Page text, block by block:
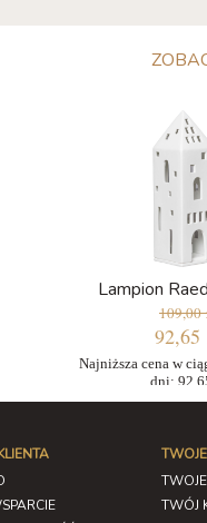
Lampion
109,00
92,65
Najniższa cena w
dni:
TWÓJ